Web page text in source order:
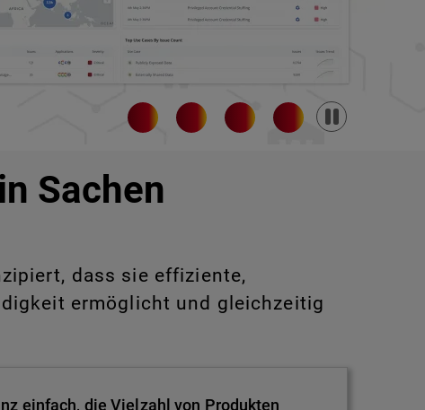
Pause
Sachen
dass sie effiziente,
ermöglicht und gleichzeitig
einfach, die Vielzahl von Produkten